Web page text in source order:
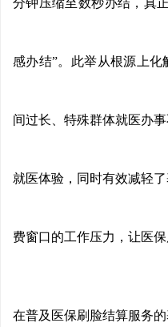
分钟压缩至数秒办结，真
感办结”。此举从根源上
间过长、特殊群体就医办
就医体验，同时有效减轻
费窗口的工作压力，让医
在普及医保刷脸结算服务